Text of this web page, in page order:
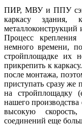
ПИР, МВУ и ППУ
каркасу здания,
металлоконструкций
Процесс крепления
немного времени,
стройплощадке их
прикрепить к
после монтажа,
приступать сразу же
на стройплощадку
нашего
высокую
соединений еще